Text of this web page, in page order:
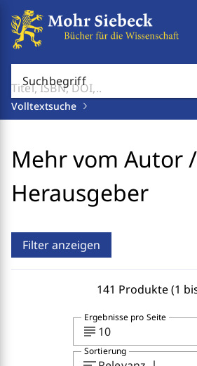
Suchbegriff
Volltextsuche
Mehr vom Autor /
Herausgeber
Filter anzeigen
141 Produkte (1
subject 10
Ergebnisse pro Seite
Sortierung